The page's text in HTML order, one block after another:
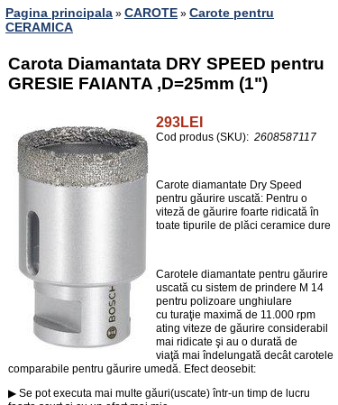
Pagina principala » CAROTE » Carote pentru
CERAMICA
Carota Diamantata DRY SPEED pentru
GRESIE FAIANTA ,D=25mm (1")
293LEI
Cod produs (SKU): 2608587117
Carote diamantate Dry Speed
pentru găurire uscată: Pentru o
viteză de găurire foarte ridicată în
toate tipurile de plăci ceramice dure
Carotele diamantate pentru găurire
uscată cu sistem de prindere M 14
pentru polizoare unghiulare
cu turaţie maximă de 11.000 rpm
ating viteze de găurire considerabil
mai ridicate şi au o durată de
viaţă mai îndelungată decât carotele
comparabile pentru găurire umedă. Efect deosebit:
▶ Se pot executa mai multe găuri(uscate) într-un timp de lucru